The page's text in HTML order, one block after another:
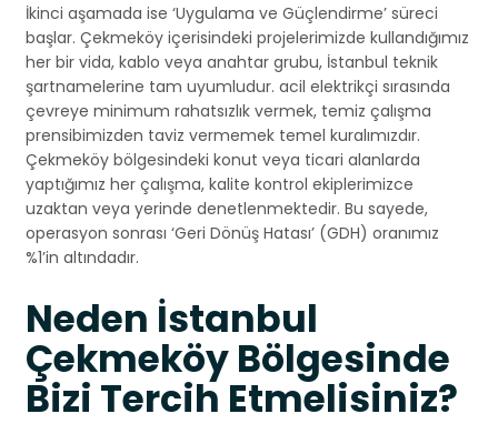
İkinci aşamada ise ‘Uygulama ve Güçlendirme’ süreci
başlar. Çekmeköy içerisindeki projelerimizde kullandığımız
her bir vida, kablo veya anahtar grubu, İstanbul teknik
şartnamelerine tam uyumludur. acil elektrikçi sırasında
çevreye minimum rahatsızlık vermek, temiz çalışma
prensibimizden taviz vermemek temel kuralımızdır.
Çekmeköy bölgesindeki konut veya ticari alanlarda
yaptığımız her çalışma, kalite kontrol ekiplerimizce
uzaktan veya yerinde denetlenmektedir. Bu sayede,
operasyon sonrası ‘Geri Dönüş Hatası’ (GDH) oranımız
%1’in altındadır.
Neden İstanbul
Çekmeköy Bölgesinde
Bizi Tercih Etmelisiniz?